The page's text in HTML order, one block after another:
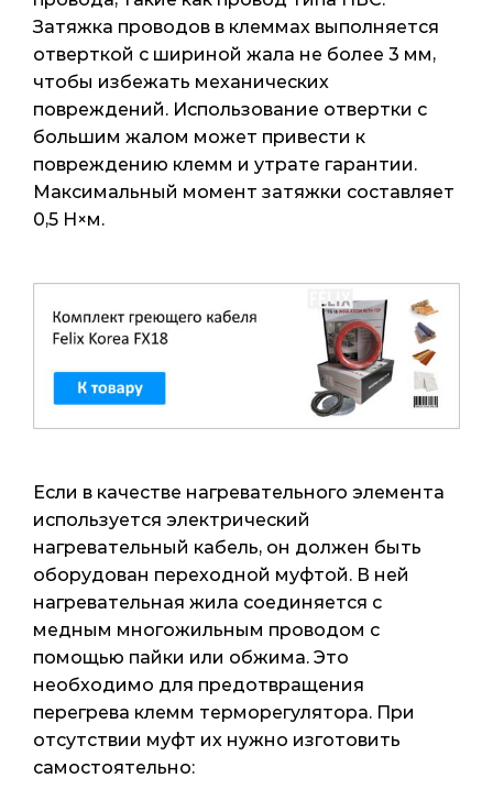
Затяжка проводов в клеммах выполняется
отверткой с шириной жала не более 3 мм,
чтобы избежать механических
повреждений. Использование отвертки с
большим жалом может привести к
повреждению клемм и утрате гарантии.
Максимальный момент затяжки составляет
0,5 Н×м.
Если в качестве нагревательного элемента
используется электрический
нагревательный кабель, он должен быть
оборудован переходной муфтой. В ней
нагревательная жила соединяется с
медным многожильным проводом с
помощью пайки или обжима. Это
необходимо для предотвращения
перегрева клемм терморегулятора. При
отсутствии муфт их нужно изготовить
самостоятельно: